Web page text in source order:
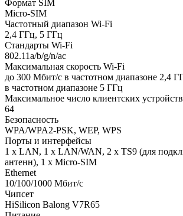
Формат SIM
Micro-SIM
Частотный диапазон Wi-Fi
2,4 ГГц, 5 ГГц
Стандарты Wi-Fi
802.11a/b/g/n/ac
Максимальная скорость Wi-Fi
до 300 Мбит/с в частотном диапазоне 2,4
в частотном диапазоне 5 ГГц
Максимальное число клиентских
64
Безопасность
WPA/WPA2-PSK, WEP, WPS
Порты и интерфейсы
1 x LAN, 1 x LAN/WAN, 2 x TS9 (для
антенн), 1 x Micro-SIM
Ethernet
10/100/1000 Мбит/с
Чипсет
HiSilicon Balong V7R65